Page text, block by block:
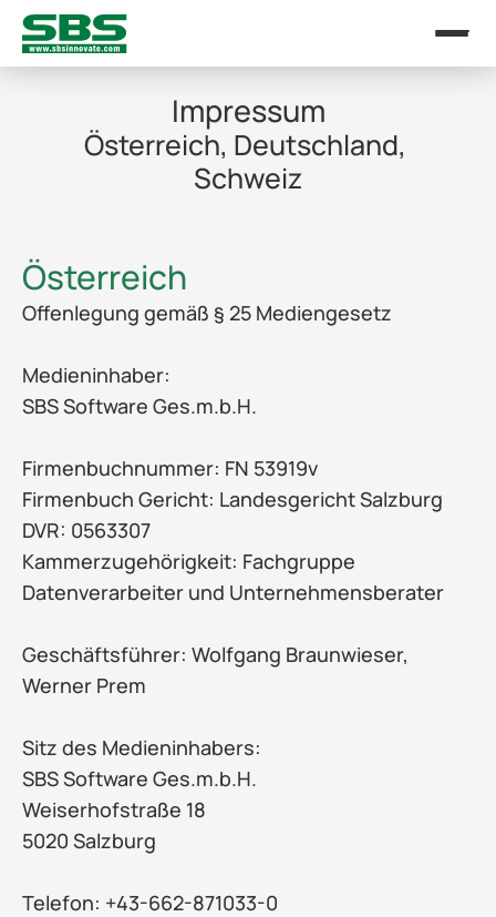
Impressum
Österreich, Deutschland,
Schweiz
Österreich
Offenlegung gemäß § 25 Mediengesetz
Medieninhaber:
SBS Software Ges.m.b.H.
Firmenbuchnummer: FN 53919v
Firmenbuch Gericht: Landesgericht Salzburg
DVR: 0563307
Kammerzugehörigkeit: Fachgruppe
Datenverarbeiter und Unternehmensberater
Geschäftsführer: Wolfgang Braunwieser,
Werner Prem
Sitz des Medieninhabers:
SBS Software Ges.m.b.H.
Weiserhofstraße 18
5020 Salzburg
Telefon: +43-662-871033-0